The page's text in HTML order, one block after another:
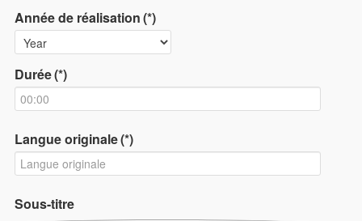
Année de réalisation(*)
Durée(*)
Langue originale(*)
Sous-titre